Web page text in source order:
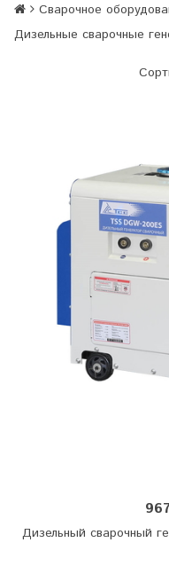
Сварочное
Дизельные сварочные
Дизельный сварочный